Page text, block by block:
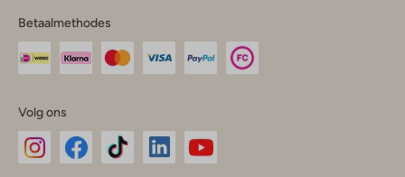
Betaalmethodes
Volg ons